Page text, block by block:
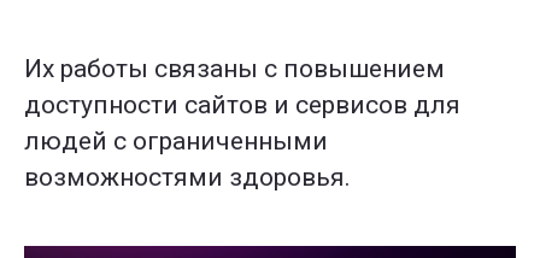
Их работы связаны с повышением
доступности сайтов и сервисов для
людей с ограниченными
возможностями здоровья.